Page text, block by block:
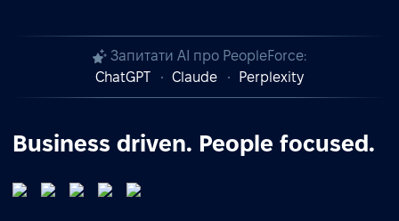
Запитати AI про PeopleForce:
ChatGPT
Claude Perplexity
Business driven. People focused.